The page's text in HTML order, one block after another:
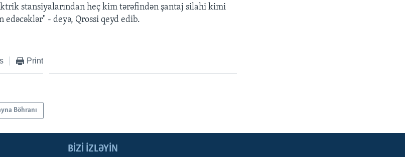
stansiyalarından heç kim tərəfindən şantaj silahi kimi
- deyə, Qrossi qeyd edib.
Print
Böhranı
BIZI IZLƏYIN